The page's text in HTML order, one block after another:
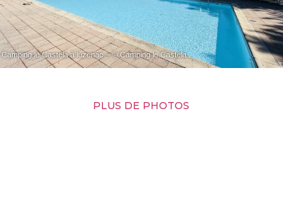
Camping le Castela à luzenac – © Camping le Castela
PLUS DE PHOTOS